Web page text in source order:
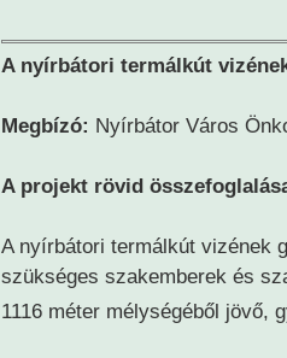
A nyírbátori termálkút
Megbízó: Nyírbátor Város
A projekt rövid
A nyírbátori termálkút vizének
szükséges szakemberek és
1116 méter mélységéből jövő,